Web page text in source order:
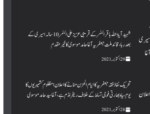
شہید آیۃ اللہ باقر النمر کے قریبی عزیز علی النمر 10 سالہ اسیری کے
بعد رہا، قائد ملت جعفریہ آغا حامد موسوی کا خیر مقدم
29 اکتوبر, 2021
تحریک نفاذ فقہ جعفریہ کا ایام الحزن منا نے کا اعلان ؛ مظلوم کشمیریوں کا
یومِ سیاہ بھارتی فوجی تسلط کے خلاف ریفرنڈم ہے،آغا سیدحامد موسوی
28 اکتوبر, 2021